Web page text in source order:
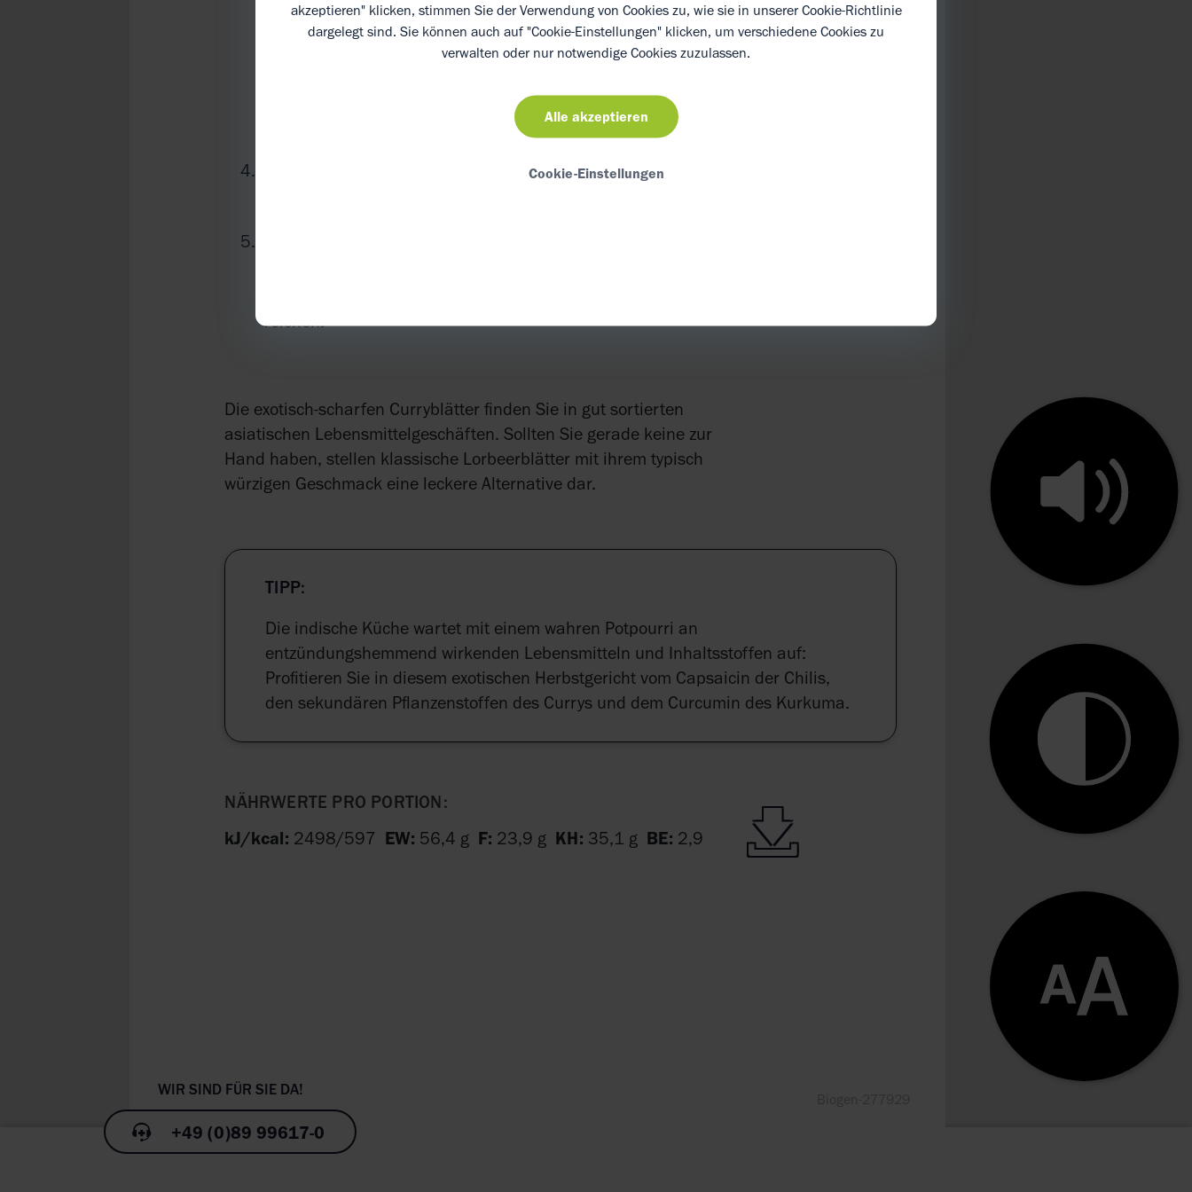
akzeptieren" klicken, stimmen Sie der Verwendung von Cookies zu, wie sie in unsererCookie-Richtlinie
dargelegt sind. Sie können auch auf "Cookie-Einstellungen" klicken, um verschiedene Cookies zu
verwalten oder nur notwendige Cookies zuzulassen.
Alle akzeptieren
Cookie-Einstellungen
und anschließend zusammen mit Fleisch, Chili,
Curryblättern und Orangenschalenabrieb in die Pfanne
etwa 15 Minuten abgedeckt bei geringer Hitze unter
gelegentlichem Umrühren ziehen lassen.
Währenddessen Spinat gründlich waschen, trocken
reichen.
Die exotisch-scharfen Curryblätter finden Sie in gut sortierten
asiatischen Lebensmittelgeschäften. Sollten Sie gerade keine zur
Hand haben, stellen klassische Lorbeerblätter mit ihrem typisch
würzigen Geschmack eine leckere Alternative dar.
TIPP:
Die indische Küche wartet mit einem wahren Potpourri an
entzündungshemmend wirkenden Lebensmitteln und Inhaltsstoffen auf:
Profitieren Sie in diesem exotischen Herbstgericht vom Capsaicin der Chilis,
den sekundären Pflanzenstoffen des Currys und dem Curcumin des Kurkuma.
NÄHRWERTE PRO PORTION:
kJ/kcal: 2498/597 EW: 56,4 g F: 23,9 g KH: 35,1 g BE: 2,9
+49 (0)89 99617-0